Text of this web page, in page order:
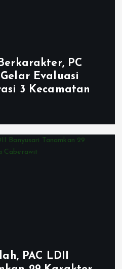
PC
Evaluasi
3 Kecamatan
PAC LDII